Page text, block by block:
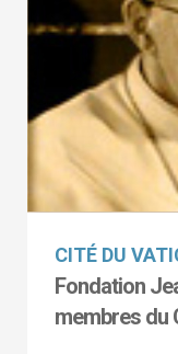
CITÉ DU
Fondation
membres du